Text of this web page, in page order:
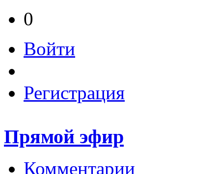
0
Войти
Регистрация
Прямой эфир
Комментарии